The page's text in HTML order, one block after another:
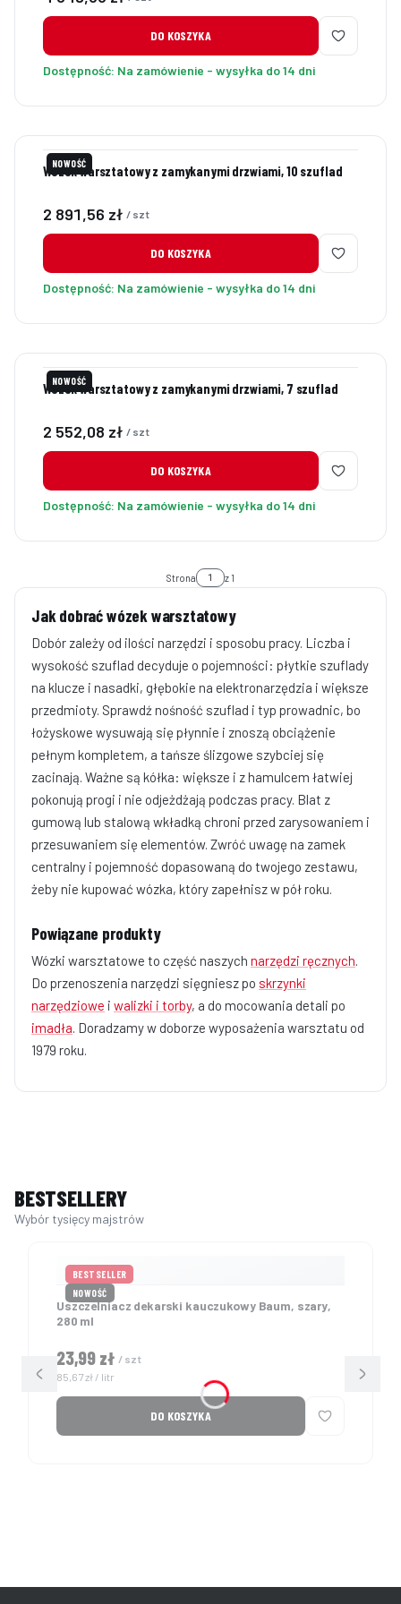
DO KOSZYKA
Dostępność: Na zamówienie - wysyłka do 14 dni
NOWOŚĆ
Wózek warsztatowy z zamykanymi drzwiami, 10 szuflad
Cena
2 891,56 zł / szt
DO KOSZYKA
Dostępność: Na zamówienie - wysyłka do 14 dni
NOWOŚĆ
Wózek warsztatowy z zamykanymi drzwiami, 7 szuflad
Cena
2 552,08 zł / szt
DO KOSZYKA
Dostępność: Na zamówienie - wysyłka do 14 dni
Strona z 1
Jak dobrać wózek warsztatowy
Dobór zależy od ilości narzędzi i sposobu pracy. Liczba i
wysokość szuflad decyduje o pojemności: płytkie szuflady
na klucze i nasadki, głębokie na elektronarzędzia i większe
przedmioty. Sprawdź nośność szuflad i typ prowadnic, bo
łożyskowe wysuwają się płynnie i znoszą obciążenie
pełnym kompletem, a tańsze ślizgowe szybciej się
zacinają. Ważne są kółka: większe i z hamulcem łatwiej
pokonują progi i nie odjeżdżają podczas pracy. Blat z
gumową lub stalową wkładką chroni przed zarysowaniem i
przesuwaniem się elementów. Zwróć uwagę na zamek
centralny i pojemność dopasowaną do twojego zestawu,
żeby nie kupować wózka, który zapełnisz w pół roku.
Powiązane produkty
Wózki warsztatowe to część naszych narzędzi ręcznych.
Do przenoszenia narzędzi sięgniesz po skrzynki
narzędziowe i walizki i torby, a do mocowania detali po
imadła. Doradzamy w doborze wyposażenia warsztatu od
1979 roku.
BESTSELLERY
BESTSELLER
NOWOŚĆ
Uszczelniacz dekarski kauczukowy Baum, szary,
280 ml
Cena
23,99 zł / szt
Cena jednostkowa
85,67 zł / litr
DO KOSZYKA